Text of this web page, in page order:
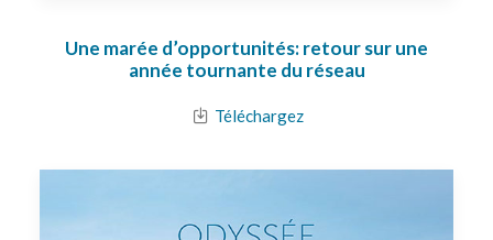
Une marée d’opportunités: retour sur une
année tournante du réseau
Téléchargez